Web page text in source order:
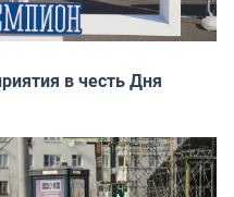
в честь Дня